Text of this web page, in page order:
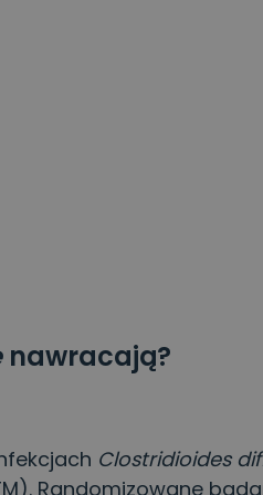
nawracają?
Clostridioides
Randomizowane